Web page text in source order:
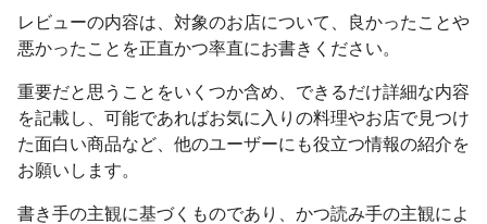
レビューの内容は、対象のお店について、良かったことや
悪かったことを正直かつ率直にお書きください。
重要だと思うことをいくつか含め、できるだけ詳細な内容
を記載し、可能であればお気に入りの料理やお店で見つけ
た面白い商品など、他のユーザーにも役立つ情報の紹介を
お願いします。
書き手の主観に基づくものであり、かつ読み手の主観によ